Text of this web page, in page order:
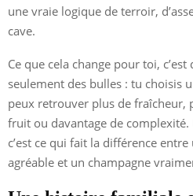
une vraie logique de terroir,
cave.
Ce que cela change pour toi, c’est
seulement des bulles : tu choisis
peux retrouver plus de fraîcheur,
fruit ou davantage de complexité.
c’est ce qui fait la différence
agréable et un champagne